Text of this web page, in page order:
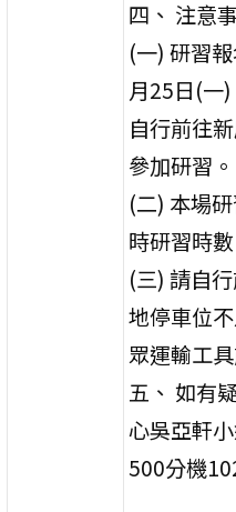
四、 注意
(一) 研習
月25日(一
自行前往
參加研習。
(二) 本場
時研習時數
(三) 請自
地停車位
眾運輸工
五、 如有
心吳亞軒
500分機